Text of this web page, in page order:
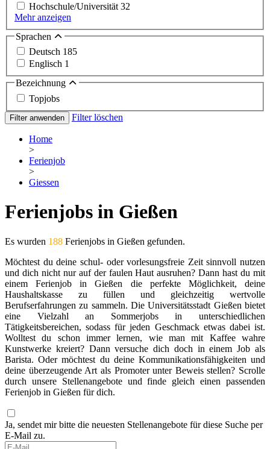
Hochschule/Universität 32
Mehr anzeigen
Sprachen
Deutsch 185
Englisch 1
Bezeichnung
Topjobs
Filter anwenden Filter löschen
Home
>
Ferienjob
>
Giessen
Ferienjobs in Gießen
Es wurden 188 Ferienjobs in Gießen gefunden.
Möchtest du deine schul- oder vorlesungsfreie Zeit sinnvoll nutzen
und dich nicht nur auf der faulen Haut ausruhen? Dann hast du mit
einem Ferienjob in Gießen die perfekte Möglichkeit, deine
Haushaltskasse zu füllen und gleichzeitig wertvolle
Berufserfahrungen zu sammeln. Die Universitätsstadt Gießen bietet
eine Vielzahl an Sommerjobs in unterschiedlichen
Tätigkeitsbereichen, sodass für jeden Geschmack etwas dabei ist.
Wolltest du schon immer lernen, wie man mit Kaffee wahre
Kunstwerke kreiert? Dann versuche dich doch in einem Job als
Barista. Oder möchtest du deine Kommunikationsfähigkeiten und
deine überzeugende Art als Promoter unter Beweis stellen? Scrolle
durch unsere Stellenangebote und finde gleich einen passenden
Ferienjob in Gießen für dich.
Ja, sendet mir bitte die neuesten Stellenangebote für diese Suche per
E-Mail zu.